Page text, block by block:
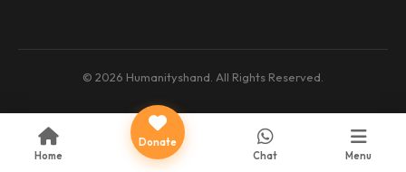
© 2026 Humanityshand. All Rights Reserved.
Home
Donate
Chat
Menu